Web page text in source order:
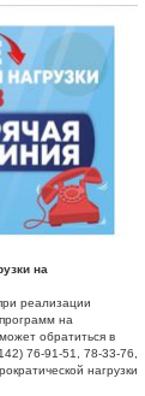
на
реализации
на
обратиться в
76-91-51, 78-33-76,
нагрузки